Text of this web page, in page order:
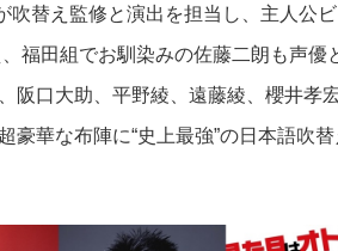
吹替え監修と演出を担当し
、主人公
福田組でお馴染みの佐藤二朗も声優
阪口大助、平野綾、遠藤綾、櫻井孝
華な布陣に“史上最強”の日本語吹替